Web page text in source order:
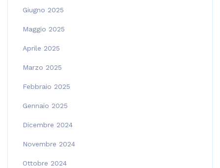
Giugno 2025
Maggio 2025
Aprile 2025
Marzo 2025
Febbraio 2025
Gennaio 2025
Dicembre 2024
Novembre 2024
Ottobre 2024